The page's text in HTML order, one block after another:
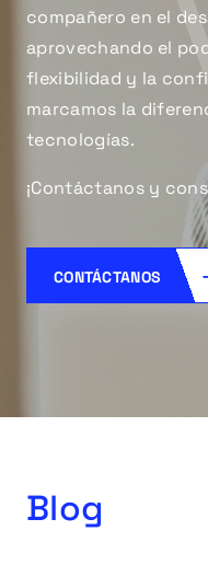
compañero en el
aprovechando el
flexibilidad y la
marcamos la
tecnologías.
¡Contáctanos y
CONTÁCTANOS
Blog